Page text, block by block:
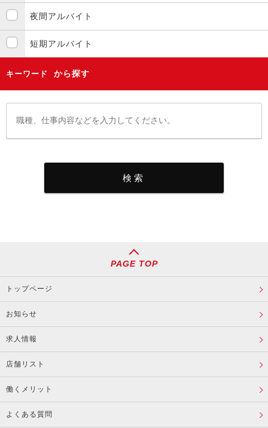
夜間アルバイト
短期アルバイト
キーワード から探す
PAGE TOP
トップページ
お知らせ
求人情報
店舗リスト
働くメリット
よくある質問